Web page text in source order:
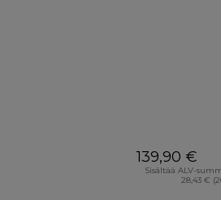
139,90 €
Sisältää ALV-
28,43 €